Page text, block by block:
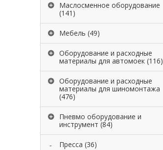
Маслосменное оборудование
(141)
Мебель (49)
Оборудование и расходные
материалы для автомоек (116)
Оборудование и расходные
материалы для шиномонтажа
(476)
Пневмо оборудование и
инструмент (84)
Пресса (36)